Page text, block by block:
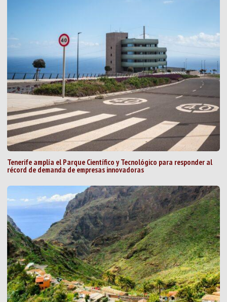
Tenerife amplía el Parque Científico y Tecnológico para responder al
récord de demanda de empresas innovadoras